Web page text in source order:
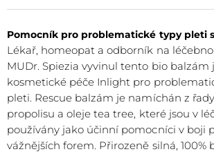
Pomocník pro problematické typy pleti
Lékař, homeopat a odborník na
MUDr. Spiezia vyvinul tento bio balzám
kosmetické péče Inlight pro
pleti. Rescue balzám je namíchán z
propolisu a oleje tea tree, které jsou v
používány jako účinní pomocníci v boji
vážnějších forem. Přirozeně silná, 100%